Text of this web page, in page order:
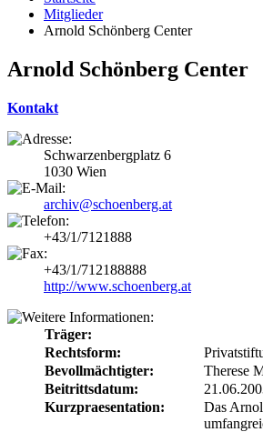
Mitglieder
Arnold Schönberg Center
Arnold Schönberg Center
Kontakt
Schwarzenbergplatz 6
1030 Wien
archiv@schoenberg.at
+43/1/7121888
+43/1/712188888
http://www.schoenberg.at
Träger:
Rechtsform:
Bevollmächtigter:
Therese
Beitrittsdatum:
Kurzpraesentation:
Das